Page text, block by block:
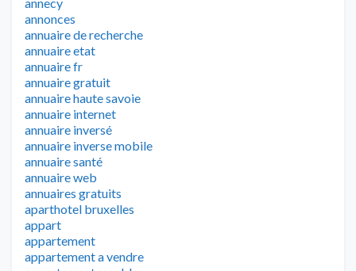
annonces
annuaire de recherche
annuaire etat
annuaire fr
annuaire gratuit
annuaire haute savoie
annuaire internet
annuaire inversé
annuaire inverse mobile
annuaire santé
annuaire web
annuaires gratuits
aparthotel bruxelles
appart
appartement
appartement a vendre